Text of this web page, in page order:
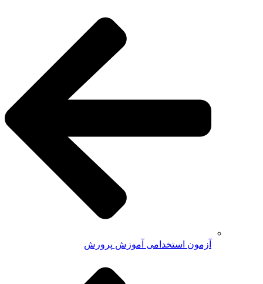
آزمون استخدامی آموزش پرورش